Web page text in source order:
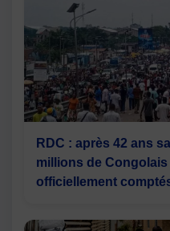
RDC : après 42 ans
millions de Congolais
officiellement